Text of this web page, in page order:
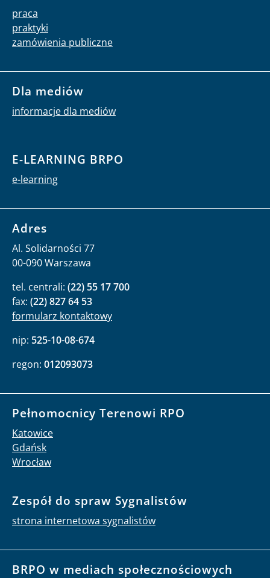
praca
praktyki
zamówienia publiczne
Dla mediów
informacje dla mediów
E-LEARNING BRPO
e-learning
Adres
Al. Solidarności 77
00-090 Warszawa
tel. centrali: (22) 55 17 700
fax: (22) 827 64 53
formularz kontaktowy
nip: 525-10-08-674
regon: 012093073
Pełnomocnicy Terenowi RPO
Katowice
Gdańsk
Wrocław
Zespół do spraw Sygnalistów
strona internetowa sygnalistów
BRPO w mediach społecznościowych